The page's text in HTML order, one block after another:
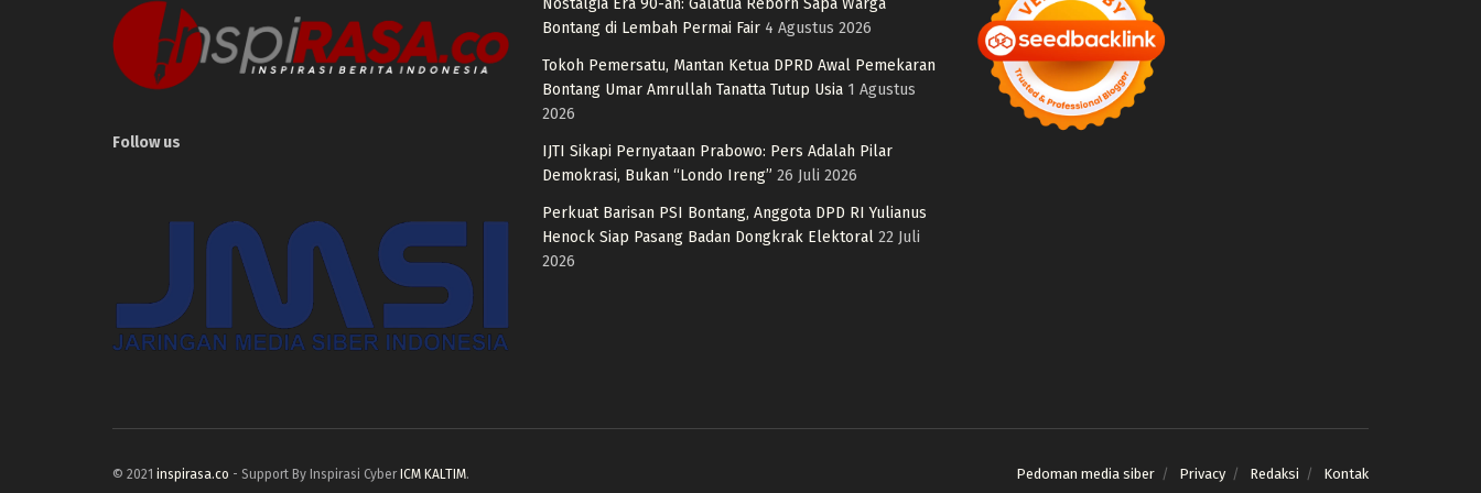
Follow us
Bontang di Lembah Permai Fair 4 Agustus 2026
Tokoh Pemersatu, Mantan Ketua DPRD Awal Pemekaran
Bontang Umar Amrullah Tanatta Tutup Usia 1 Agustus
2026
IJTI Sikapi Pernyataan Prabowo: Pers Adalah Pilar
Demokrasi, Bukan “Londo Ireng” 26 Juli 2026
Perkuat Barisan PSI Bontang, Anggota DPD RI Yulianus
Henock Siap Pasang Badan Dongkrak Elektoral 22 Juli
2026
Pedoman media siber Privacy Redaksi Kontak
© 2021 inspirasa.co - Support By Inspirasi Cyber ICM KALTIM.